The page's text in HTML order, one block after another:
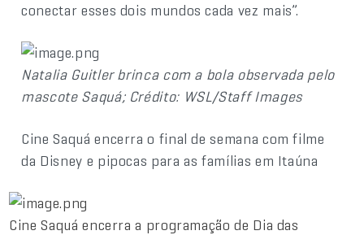
conectar esses dois mundos cada vez mais”.
Natalia Guitler brinca com a bola observada pelo
mascote Saquá; Crédito: WSL/Staff Images
Cine Saquá encerra o final de semana com filme
da Disney e pipocas para as famílias em Itaúna
Cine Saquá encerra a programação de Dia das